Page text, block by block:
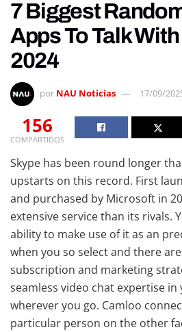
7 Biggest
Apps To Talk
2024
por NAU Noticias 17/09/
156
COMPARTIDOS
Skype has been round longer
upstarts on this record. First
and purchased by Microsoft in
extensive service than its rivals.
ability to make use of it as an
when you so select and there
subscription and marketing
seamless video chat expertise in
wherever you go. Camloo
particular person on the other